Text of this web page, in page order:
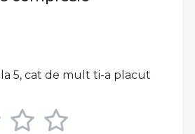
la 5, cat de mult ti-a placut